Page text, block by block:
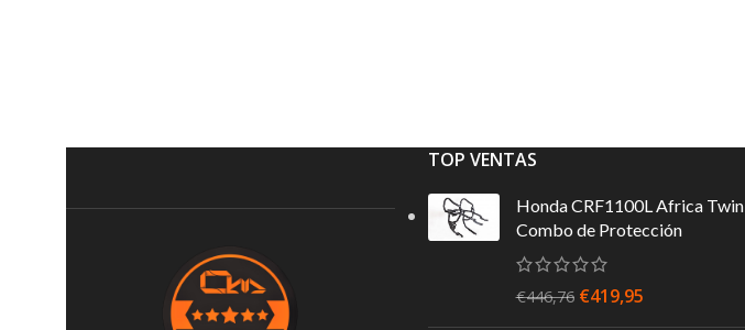
TOP VENTAS
Honda CRF1100L Africa Twin
Combo de Protección
€446,76 €419,95